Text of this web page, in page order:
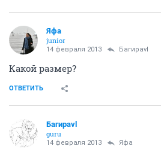
Яфа
junior
14 февраля 2013 Багираvl
Какой размер?
ОТВЕТИТЬ
Багираvl
guru
14 февраля 2013 Яфа